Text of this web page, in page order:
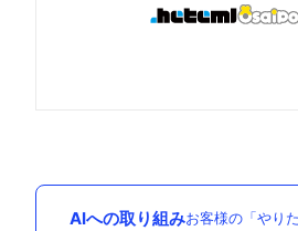
AIへの取り組みお客様の「やり